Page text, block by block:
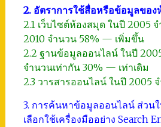
2. อัตราการใช้สื่อหรือข้อมูลของ
2.1 เว็บไซต์ห้องสมุด ในปี 2005
2010 จำนวน 58% — เพิ่มขึ้น
2.2 ฐานข้อมูลออนไลน์ ในปี
จำนวนเท่ากัน 30% — เท่าเดิม
2.3 วารสารออนไลน์ ในปี 2005
3. การค้นหาข้อมูลออนไลน์ ส่วน
เลือกใช้เครื่องมืออย่าง Search